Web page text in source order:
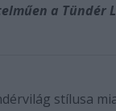
a Tündér
stílusa